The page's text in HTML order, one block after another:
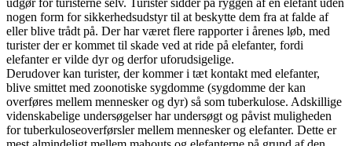
udgør for turisterne selv. Turister sidder på ryggen af en elefant uden
nogen form for sikkerhedsudstyr til at beskytte dem fra at falde af
eller blive trådt på. Der har været flere rapporter i årenes løb, med
turister der er kommet til skade ved at ride på elefanter, fordi
elefanter er vilde dyr og derfor uforudsigelige.
Derudover kan turister, der kommer i tæt kontakt med elefanter,
blive smittet med zoonotiske sygdomme (sygdomme der kan
overføres mellem mennesker og dyr) så som tuberkulose. Adskillige
videnskabelige undersøgelser har undersøgt og påvist muligheden
for tuberkuloseoverførsler mellem mennesker og elefanter. Dette er